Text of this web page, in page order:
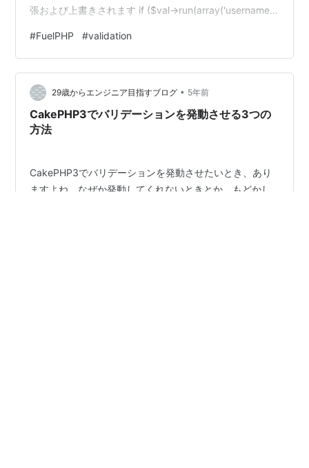
張および上書きされます if ($val->run(array('username'
列のみ、引数に書けば大丈夫でした。 参考: Validation -
クラス - FuelPHP ドキュメント
#FuelPHP #validation
29歳からエンジニア目指すブログ • 5年前
CakePHP3でバリデーションを発動させる3つの
方法
CakePHP3でバリデーションを発動させたいとき、あり
ますよね。なぜか発動してくれないときとか、もどかし